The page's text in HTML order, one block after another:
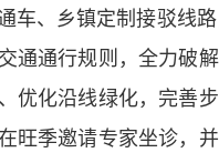
车、乡镇定制接驳线
通通行规则，全力破
优化沿线绿化，完善
旺季邀请专家坐诊，